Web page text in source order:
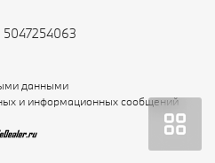
данными
и информационных сообщений